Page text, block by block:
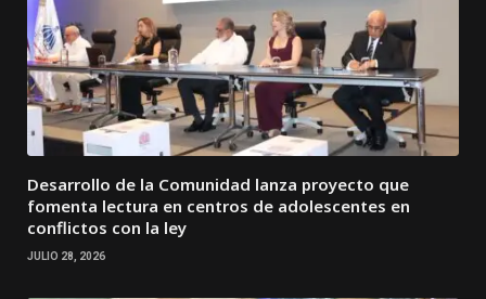
Desarrollo de la Comunidad lanza proyecto que
fomenta lectura en centros de adolescentes en
conflictos con la ley
JULIO 28, 2026